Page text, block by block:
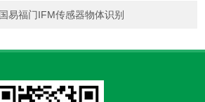
易福门IFM传感器物体识别